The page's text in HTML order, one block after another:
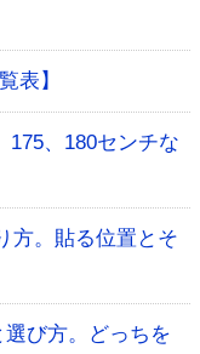
表】
175、180センチな
方。貼る位置とそ
び方。どっちを